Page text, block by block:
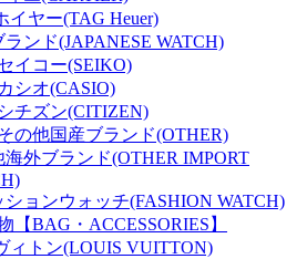
イヤー(TAG Heuer)
ランド(JAPANESE WATCH)
イコー(SEIKO)
カシオ(CASIO)
シチズン(CITIZEN)
の他国産ブランド(OTHER)
海外ブランド(OTHER IMPORT
ションウォッチ(FASHION WATCH)
【BAG・ACCESSORIES】
ィトン(LOUIS VUITTON)